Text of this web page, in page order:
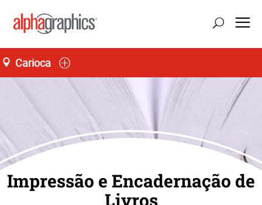
Carioca
Impressão e Encadernação de
Livros